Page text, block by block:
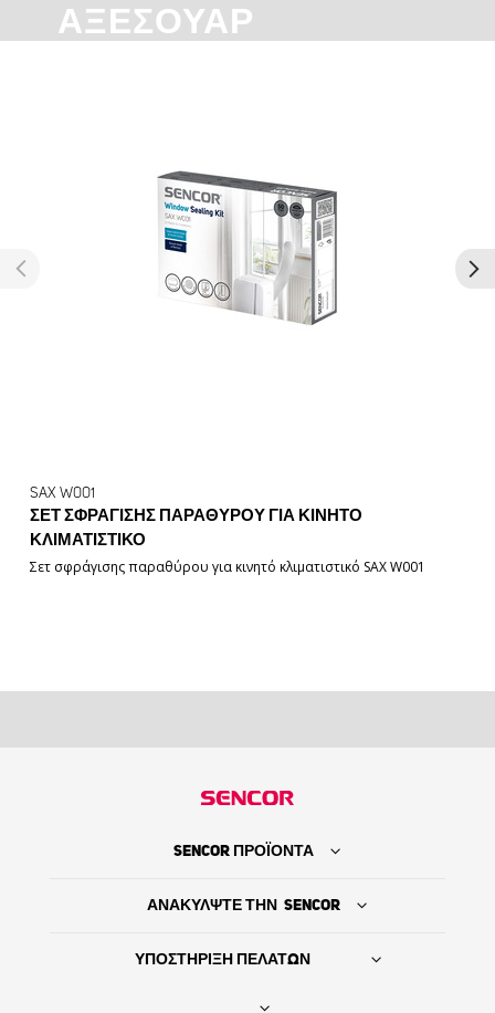
ΑΞΕΣΟΥΆΡ
SAX W001
ΣΕΤ ΣΦΡΆΓΙΣΗΣ ΠΑΡΑΘΎΡΟΥ ΓΙΑ ΚΙΝΗΤΌ
ΚΛΙΜΑΤΙΣΤΙΚΌ
Σετ σφράγισης παραθύρου για κινητό κλιματιστικό SAX W001
SENCOR ΠΡΟΪΟΝΤΑ
ΑΝΑΚΥΛΨΤΕ ΤΗΝ SENCOR
ΥΠΟΣΤΗΡΙΞΗ ΠΕΛΑΤΩΝ